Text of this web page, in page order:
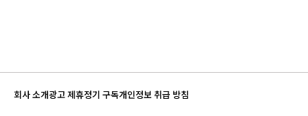
회사 소개광고 제휴정기 구독개인정보 취급 방침